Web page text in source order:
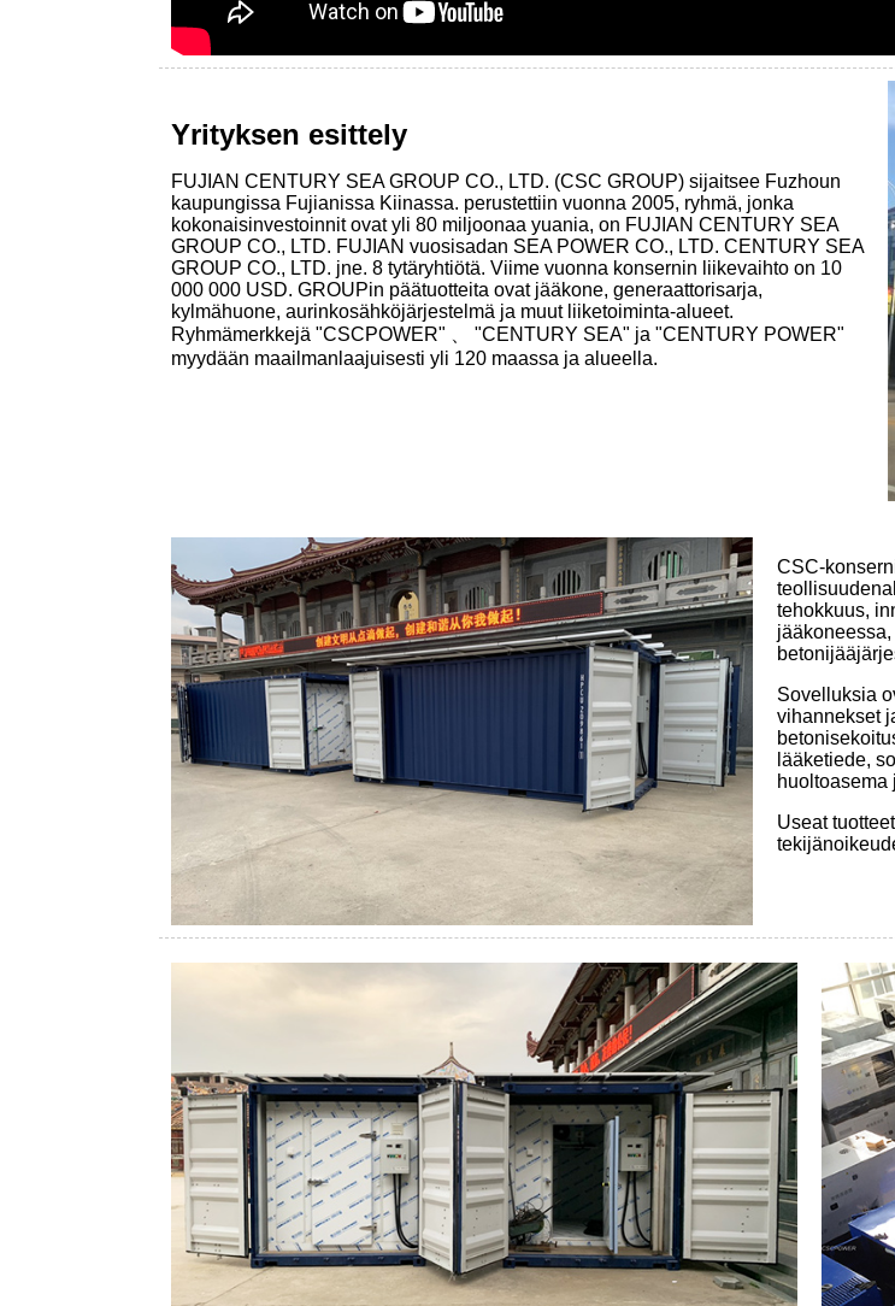
Yrityksen esittely
FUJIAN CENTURY SEA GROUP CO., LTD. (CSC GROUP) sijaitsee Fuzhoun
kaupungissa Fujianissa Kiinassa. perustettiin vuonna 2005, ryhmä, jonka
kokonaisinvestoinnit ovat yli 80 miljoonaa yuania, on FUJIAN CENTURY SEA
GROUP CO., LTD. FUJIAN vuosisadan SEA POWER CO., LTD. CENTURY SEA
GROUP CO., LTD. jne. 8 tytäryhtiötä. Viime vuonna konsernin liikevaihto on 10
000 000 USD. GROUPin päätuotteita ovat jääkone, generaattorisarja,
kylmähuone, aurinkosähköjärjestelmä ja muut liiketoiminta-alueet.
Ryhmämerkkejä "CSCPOWER" 、 "CENTURY SEA" ja "CENTURY POWER"
myydään maailmanlaajuisesti yli 120 maassa ja alueella.
CSC-
tehokkuus,
Sovelluksia
vihannekset
lääketiede,
huoltoasema
Useat